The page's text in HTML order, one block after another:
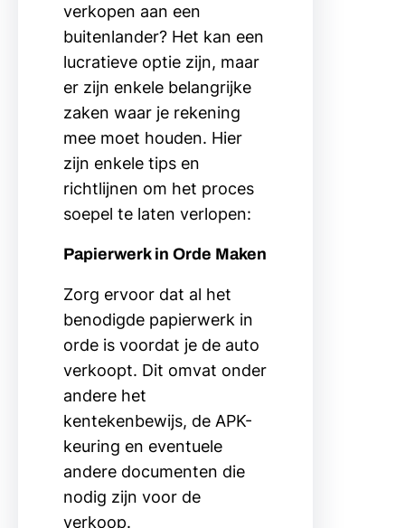
verkopen aan een
buitenlander? Het kan een
lucratieve optie zijn, maar
er zijn enkele belangrijke
zaken waar je rekening
mee moet houden. Hier
zijn enkele tips en
richtlijnen om het proces
soepel te laten verlopen:
Papierwerk in Orde Maken
Zorg ervoor dat al het
benodigde papierwerk in
orde is voordat je de auto
verkoopt. Dit omvat onder
andere het
kentekenbewijs, de APK-
keuring en eventuele
andere documenten die
nodig zijn voor de
verkoop.